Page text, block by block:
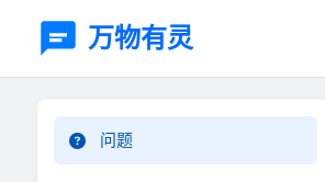
万物有灵
问题